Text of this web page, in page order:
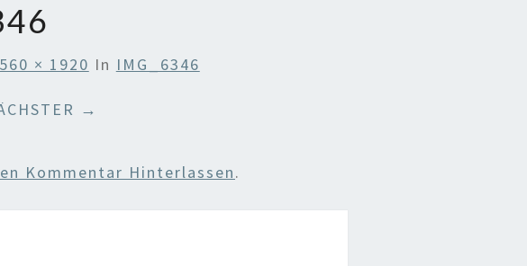
× 1920 In IMG_6346
→
Kommentar Hinterlassen.